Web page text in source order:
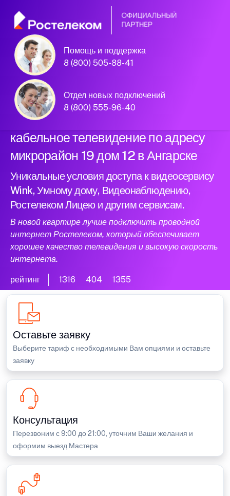
Помощь и поддержка
8 (800) 505-88-41
Отдел новых подключений
8 (800) 555-96-40
Официальный
партнер Ростелеком
Подключили новый интернет и
кабельное телевидение по адресу
микрорайон 19 дом 12 в Ангарске
Уникальные условия доступа к видеосервису
Wink, Умному дому, Видеонаблюдению,
Ростелеком Лицею и другим сервисам.
В новой квартире лучше подключить проводной
интернет Ростелеком, который обеспечивает
хорошее качество телевидения и высокую скорость
интернета.
рейтинг 1316 404 1355
Оставьте заявку
Выберите тариф с необходимыми Вам опциями и оставьте
заявку
Консультация
Перезвоним с 9:00 до 21:00, уточним Ваши желания и
оформим выезд Мастера